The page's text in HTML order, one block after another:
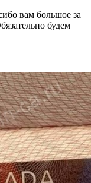
вам большое за
будем